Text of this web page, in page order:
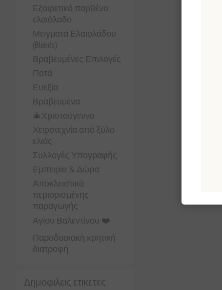
Εξαιρετικό παρθένο
ελαιόλαδο
Μείγματα Ελαιολάδου
(Blends)
Βραβευμένες Επιλογές
Ποτά
Ευεξία
Βραβευμένα
🎄Χριστούγεννα
Χειροτεχνία από ξύλο
ελιάς
Συλλογές Υπογραφής
Εμπειρία & Δώρα
Αποκλειστικά
περιορισμένης
παραγωγής
Αγίου Βαλεντίνου ❤️
Παραδοσιακή κρητική
διατροφή
Δημοφιλεις ετικετες